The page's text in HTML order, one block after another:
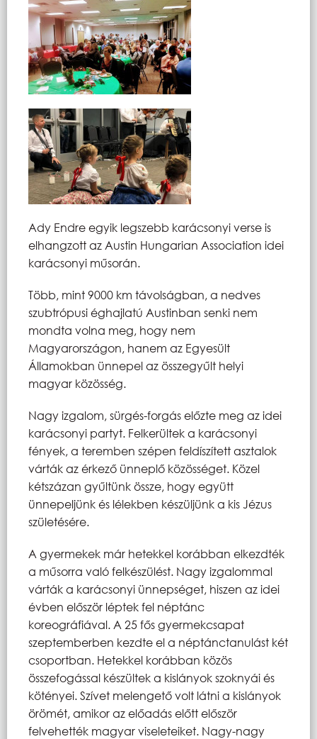
Ady Endre egyik legszebb karácsonyi verse is
elhangzott az Austin Hungarian Association idei
karácsonyi műsorán.
Több, mint 9000 km távolságban, a nedves
szubtrópusi éghajlatú Austinban senki nem
mondta volna meg, hogy nem
Magyarországon, hanem az Egyesült
Államokban ünnepel az összegyűlt helyi
magyar közösség.
Nagy izgalom, sürgés-forgás előzte meg az idei
karácsonyi partyt. Felkerültek a karácsonyi
fények, a teremben szépen feldíszített asztalok
várták az érkező ünneplő közösséget. Közel
kétszázan gyűltünk össze, hogy együtt
ünnepeljünk és lélekben készüljünk a kis Jézus
születésére.
A gyermekek már hetekkel korábban elkezdték
a műsorra való felkészülést. Nagy izgalommal
várták a karácsonyi ünnepséget, hiszen az idei
évben először léptek fel néptánc
koreográfiával. A 25 fős gyermekcsapat
szeptemberben kezdte el a néptánctanulást két
csoportban. Hetekkel korábban közös
összefogással készültek a kislányok szoknyái és
kötényei. Szívet melengető volt látni a kislányok
örömét, amikor az előadás előtt először
felvehették magyar viseleteiket. Nagy-nagy